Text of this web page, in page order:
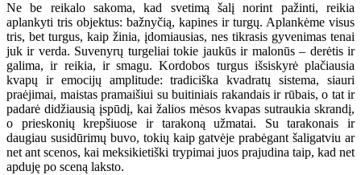
Ne be reikalo sakoma, kad svetimą šalį norint pažinti, reikia
aplankyti tris objektus: bažnyčią, kapines ir turgų. Aplankėme visus
tris, bet turgus, kaip žinia, įdomiausias, nes tikrasis gyvenimas tenai
juk ir verda. Suvenyrų turgeliai tokie jaukūs ir malonūs– derėtis ir
galima, ir reikia, ir smagu. Kordobos turgus išsiskyrė plačiausia
kvapų ir emocijų amplitude: tradiciška kvadratų sistema, siauri
praėjimai, maistas pramaišiui su buitiniais rakandais ir rūbais, o tat ir
padarė didžiausią įspūdį, kai žalios mėsos kvapas sutraukia skrandį,
o prieskonių krepšiuose ir tarakoną užmatai. Su tarakonais ir
daugiau susidūrimų buvo, tokių kaip gatvėje prabėgant šaligatviu ar
net ant scenos, kai meksikietiški trypimai juos prajudina taip, kad net
apduję po sceną laksto.